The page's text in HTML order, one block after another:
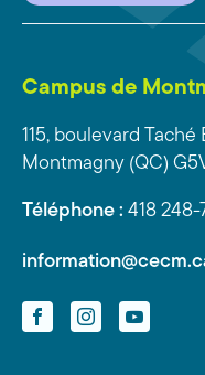
Campus de
115, boulevard Taché
Montmagny (QC)
Téléphone : 418 248-
FacebookInstagramYouTube